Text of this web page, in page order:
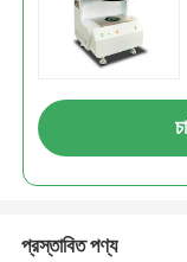
প্রস্তাবিত পণ্য